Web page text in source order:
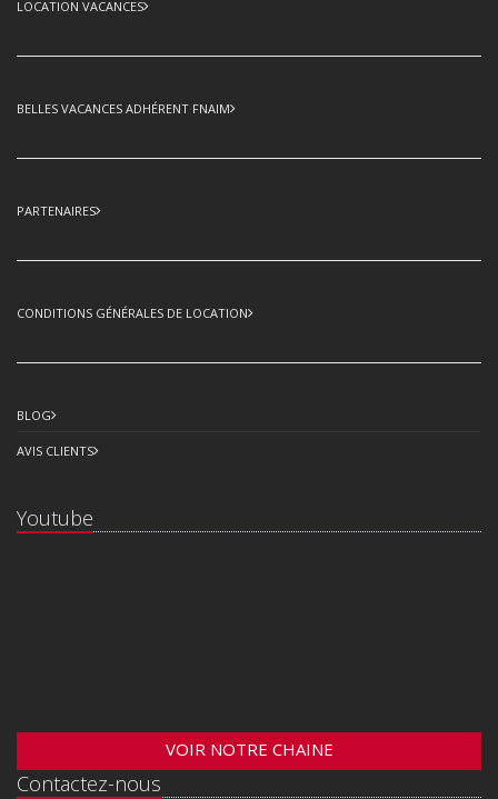
LOCATION VACANCES
BELLES VACANCES ADHÉRENT FNAIM
PARTENAIRES
CONDITIONS GÉNÉRALES DE LOCATION
BLOG
AVIS CLIENTS
Youtube
VOIR NOTRE CHAINE
Contactez-nous